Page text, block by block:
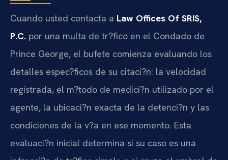
Cuando usted contacta a Law Offices Of SRIS,
P.C. por una multa de tr?fico en el Condado de
Prince George, el bufete comienza evaluando los
detalles espec?ficos de su citaci?n: la velocidad
registrada, el m?todo de medici?n utilizado por el
agente, la ubicaci?n exacta de la detenci?n y las
condiciones de la v?a en ese momento. Esta
evaluaci?n inicial determina si su caso es una